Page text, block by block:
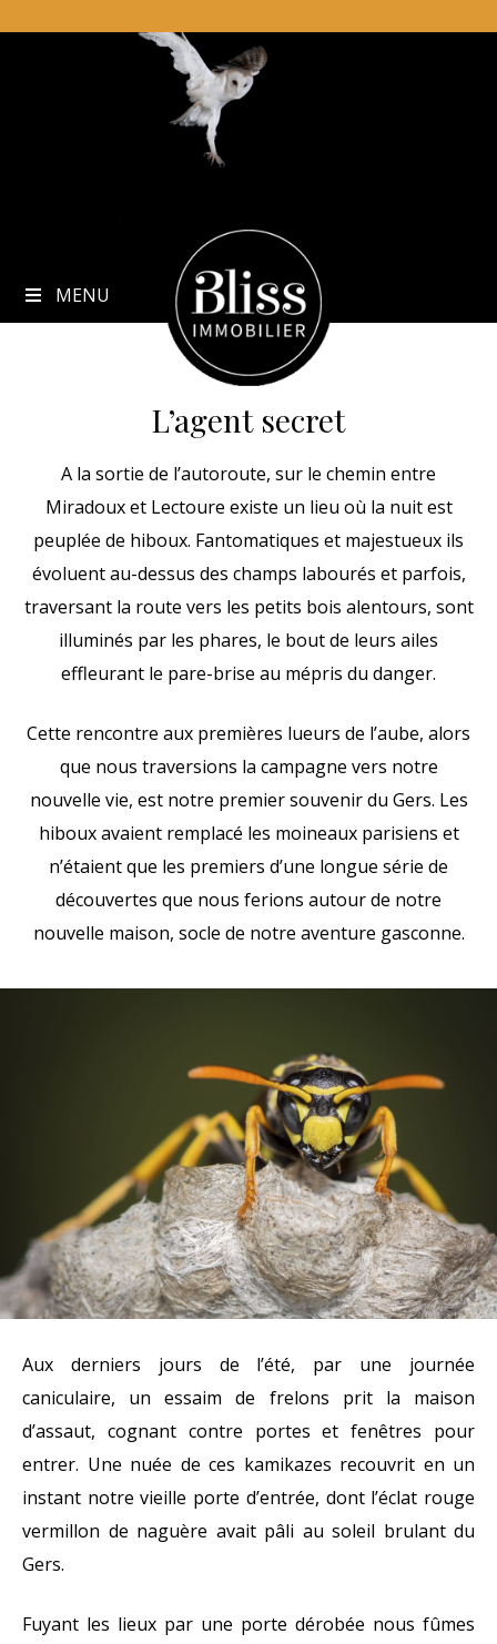
MENU
L’agent secret
A la sortie de l’autoroute, sur le chemin entre
Miradoux et Lectoure existe un lieu où la nuit est
peuplée de hiboux. Fantomatiques et majestueux ils
évoluent au-dessus des champs labourés et parfois,
traversant la route vers les petits bois alentours, sont
illuminés par les phares, le bout de leurs ailes
effleurant le pare-brise au mépris du danger.
Cette rencontre aux premières lueurs de l’aube, alors
que nous traversions la campagne vers notre
nouvelle vie, est notre premier souvenir du Gers. Les
hiboux avaient remplacé les moineaux parisiens et
n’étaient que les premiers d’une longue série de
découvertes que nous ferions autour de notre
nouvelle maison, socle de notre aventure gasconne.
Aux derniers jours de l’été, par une journée
caniculaire, un essaim de frelons prit la maison
d’assaut, cognant contre portes et fenêtres pour
entrer. Une nuée de ces kamikazes recouvrit en un
instant notre vieille porte d’entrée, dont l’éclat rouge
vermillon de naguère avait pâli au soleil brulant du
Gers.
Fuyant les lieux par une porte dérobée nous fûmes